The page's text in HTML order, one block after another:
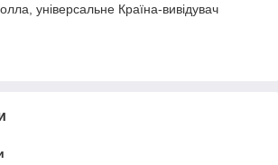
універсальне Країна-вивідувач